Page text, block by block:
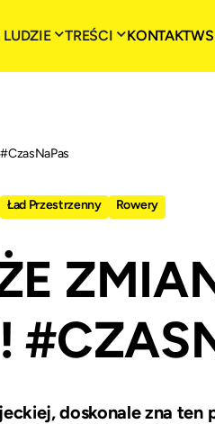
TREŚCI KONTAKT
Ład Przestrzenny Rowery
doskonale zna